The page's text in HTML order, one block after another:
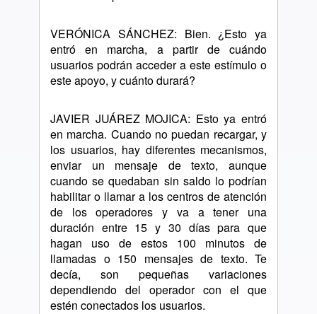
VERÓNICA SÁNCHEZ: Bien. ¿Esto ya
entró en marcha, a partir de cuándo
usuarios podrán acceder a este estímulo o
este apoyo, y cuánto durará?
JAVIER JUÁREZ MOJICA: Esto ya entró
en marcha. Cuando no puedan recargar, y
los usuarios, hay diferentes mecanismos,
enviar un mensaje de texto, aunque
cuando se quedaban sin saldo lo podrían
habilitar o llamar a los centros de atención
de los operadores y va a tener una
duración entre 15 y 30 días para que
hagan uso de estos 100 minutos de
llamadas o 150 mensajes de texto. Te
decía, son pequeñas variaciones
dependiendo del operador con el que
estén conectados los usuarios.